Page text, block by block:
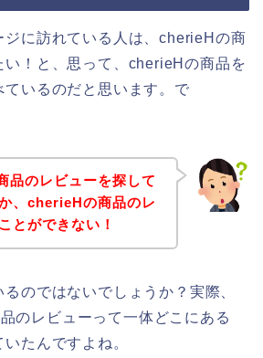
ジに訪れている人は、cherieHの商
い！と、思って、cherieHの商品を
いるのだと思います。で
品のレビューを探して
、cherieHの商品のレ
とができない！
のではないでしょうか？実際、
のレビューって一体どこにある
たんですよね。